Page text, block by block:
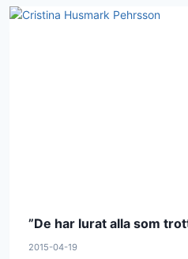
”De har lurat alla som
2015-04-19